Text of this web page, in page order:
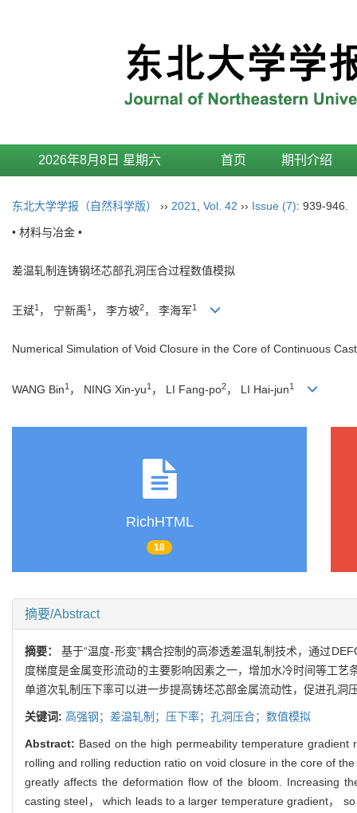
2026年8月8日 星期六 首页 期刊介绍
东北大学学报（自然科学版） ›› 2021 Vol. 42 ›› Issue (7): 939-946.
• 材料与冶金 •
差温轧制连铸钢坯芯部孔洞压合过程数值模拟
王斌1 ， 宁新禹1 ， 李方坡2， 李海军1
Numerical Simulation of Void Closure in the Core of Continuous
WANG Bin1 ， NING Xin-yu1 ， LI Fang-po2， LI Hai-jun1
RichHTML
18
摘要/Abstract
摘要：基于“温度-形变”耦合控制的高渗透差温轧制技术，通过
度梯度是金属变形流动的主要影响因素之一，增加水冷时间等工
单道次轧制压下率可以进一步提高铸坯芯部金属流动性，促进孔洞
关键词: 高强钢；差温轧制；压下率；孔洞压合；数值模拟
Abstract: Based on the high permeability temperature
rolling and rolling reduction ratio on void closure in the core of
greatly affects the deformation flow of the bloom. Increasing
casting steel， which leads to a larger temperature gradient，